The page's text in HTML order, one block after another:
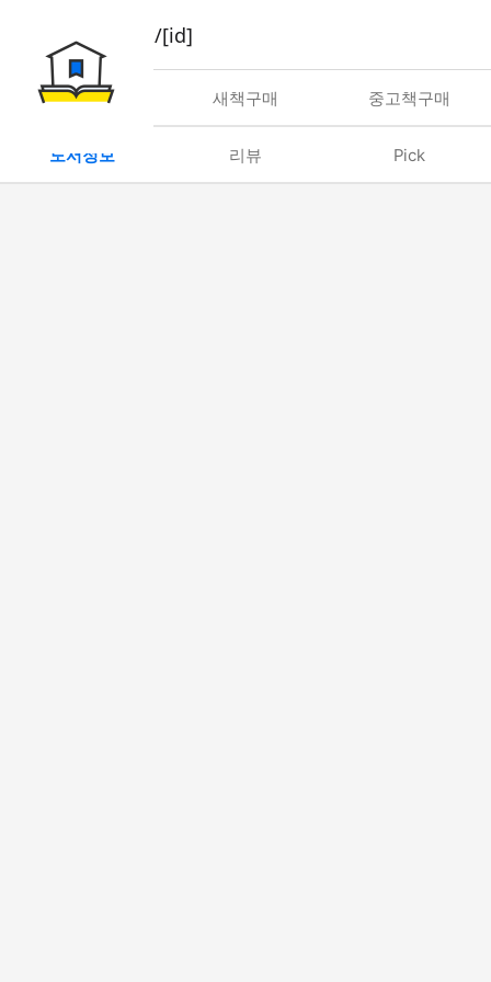
book/rent/[id]
대여 새책구매 중고책구매
도서정보 리뷰 Pick